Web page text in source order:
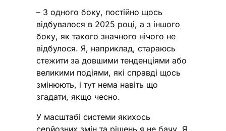
– З одного боку, постійно щось
відбувалося в 2025 році, а з іншого
боку, як такого значного нічого не
відбулося. Я, наприклад, стараюсь
стежити за довшими тенденціями або
великими подіями, які справді щось
змінюють, і тут нема навіть що
згадати, якщо чесно.
У масштабі системи якихось